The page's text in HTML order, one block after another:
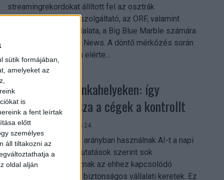
sütik formájában,
amelyeket az
is
a fent leírtak
előtt
személyes
áll tiltakozni az
a
oldal alján
streamingrekordokat állított fel az osztrák
közszolgálati műsorszolgáltató, az ORF, valamint
technológiai leányvállalata, a Big Blue Marble számára
– írja a Broadband TV News. A döntő mérkőzés során
az átlagos nézőszám elérte...
Shadow AI a munkahelyeken: így
szerezhetik vissza a cégek a kontrollt
Digital Center 2026. július 24.
A munkavállalók nagy arányban használnak AI-t a napi
munkában, ám friss kutatások szerint sok
szervezetnél hiányoznak az ehhez kapcsolódó
világos irányelvek és biztonságos vállalati keretek. Ez